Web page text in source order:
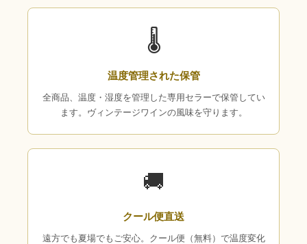
🌡
温度管理された保管
全商品、温度・湿度を管理した専用セラーで保管してい
ます。ヴィンテージワインの風味を守ります。
🚚
クール便直送
遠方でも夏場でもご安心。クール便（無料）で温度変化